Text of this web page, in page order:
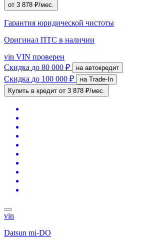
от 3 878 ₽/мес.
Гарантия юридической чистоты
Оригинал ПТС в наличии
vin VIN проверен
Скидка до 80 000 ₽ на автокредит
Скидка до 100 000 ₽
на Trade-In
Купить в кредит от 3 878 ₽/мес.
vin
Datsun mi-DO